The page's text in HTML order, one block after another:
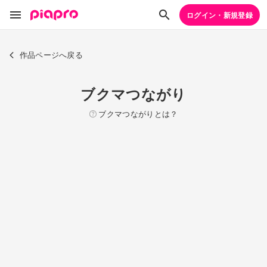
ログイン・新規登録
作品ページへ戻る
ブクマつながり
ブクマつながりとは？